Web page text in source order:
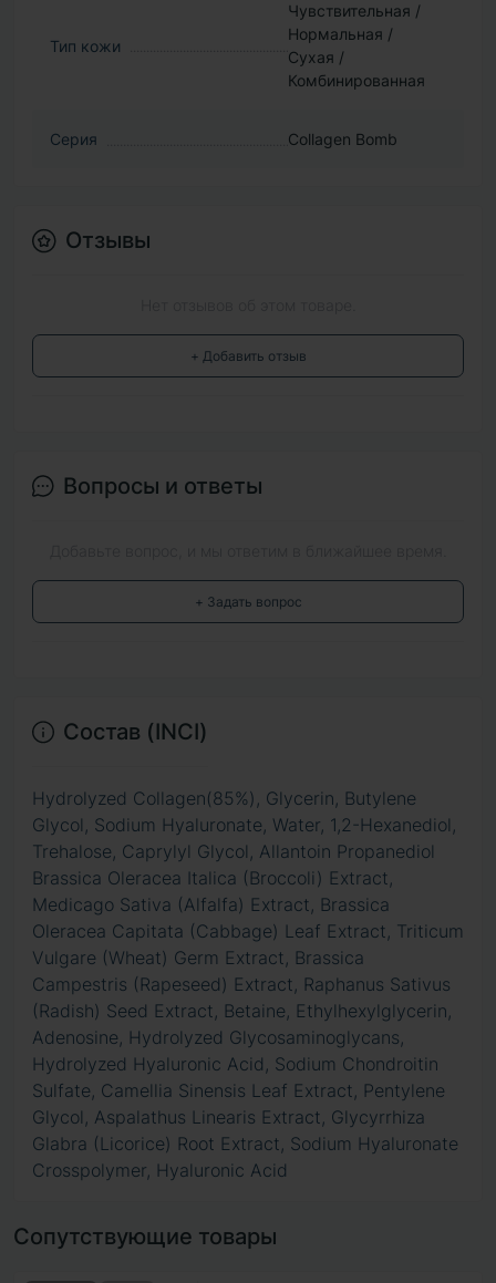
Тип кожи
Чувствительная /
Нормальная /
Сухая /
Комбинированная
Серия Collagen Bomb
Отзывы
+ Добавить отзыв
Вопросы и ответы
+ Задать вопрос
Состав (INCI)
Hydrolyzed Collagen(85%), Glycerin, Butylene
Glycol, Sodium Hyaluronate, Water, 1,2-Hexanediol,
Trehalose, Caprylyl Glycol, Allantoin Propanediol
Brassica Oleracea Italica (Broccoli) Extract,
Medicago Sativa (Alfalfa) Extract, Brassica
Oleracea Capitata (Cabbage) Leaf Extract, Triticum
Vulgare (Wheat) Germ Extract, Brassica
Campestris (Rapeseed) Extract, Raphanus Sativus
(Radish) Seed Extract, Betaine, Ethylhexylglycerin,
Adenosine, Hydrolyzed Glycosaminoglycans,
Hydrolyzed Hyaluronic Acid, Sodium Chondroitin
Sulfate, Camellia Sinensis Leaf Extract, Pentylene
Glycol, Aspalathus Linearis Extract, Glycyrrhiza
Glabra (Licorice) Root Extract, Sodium Hyaluronate
Crosspolymer, Hyaluronic Acid
Сопутствующие товары